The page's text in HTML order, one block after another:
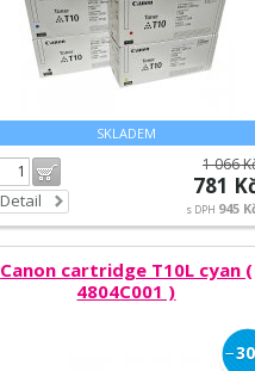
SKLADEM
Detail
1 066
781
s DPH 945
Canon cartridge T10L cyan (
4804C001 )
−30